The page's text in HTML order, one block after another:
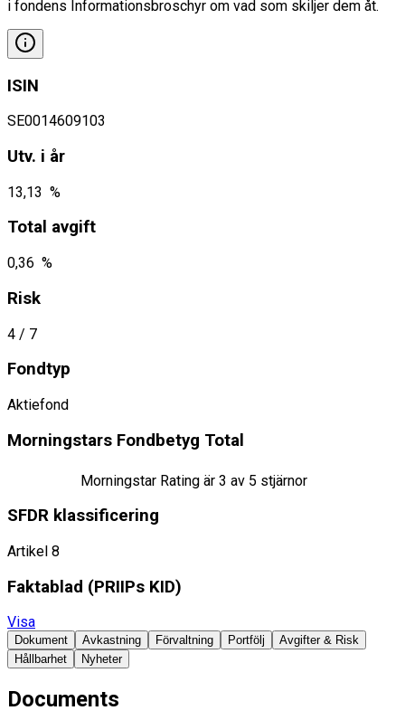
i fondens Informationsbroschyr om vad som skiljer dem åt.
ISIN
SE0014609103
Utv. i år
13,13 %
Total avgift
0,36 %
Risk
4 / 7
Fondtyp
Aktiefond
Morningstars Fondbetyg Total
Morningstar Rating är 3 av 5 stjärnor
SFDR klassificering
Artikel 8
Faktablad ​(PRIIPs KID)
Visa
Dokument Avkastning Förvaltning Portfölj
Avgifter & Risk
Hållbarhet
Nyheter
Documents